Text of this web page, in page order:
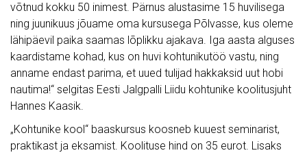
võtnud kokku 50 inimest. Pärnus alustasime 15 huvilisega
ning juunikuus jõuame oma kursusega Põlvasse, kus oleme
lähipäevil paika saamas lõplikku ajakava. Iga aasta alguses
kaardistame kohad, kus on huvi kohtunikutöö vastu, ning
anname endast parima, et uued tulijad hakkaksid uut hobi
nautima!“ selgitas Eesti Jalgpalli Liidu kohtunike koolitusjuht
Hannes Kaasik.
„Kohtunike kool“ baaskursus koosneb kuuest seminarist,
praktikast ja eksamist. Koolituse hind on 35 eurot. Lisaks